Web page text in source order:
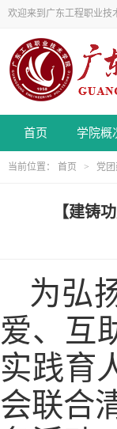
欢迎来到广东工程职业技
首页 学院概
当前位置： 首页 > 党
【建铸
为弘
爱、互
实践育
会联合